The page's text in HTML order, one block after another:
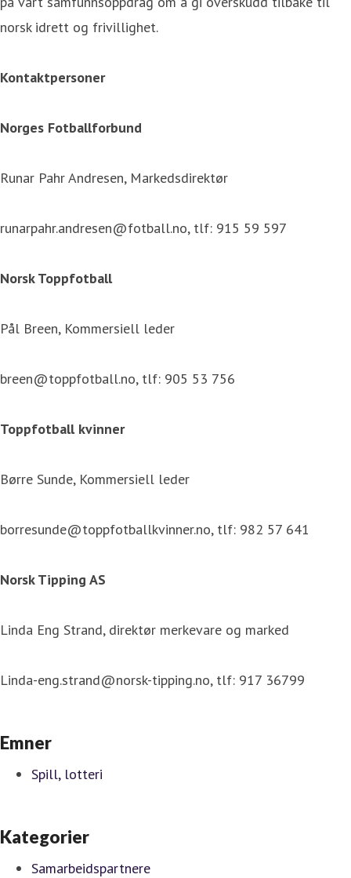
norsk idrett og frivillighet.
Kontaktpersoner
Norges Fotballforbund
Runar Pahr Andresen, Markedsdirektør
runarpahr.andresen@fotball.no, tlf: 915 59 597
Norsk Toppfotball
Pål Breen, Kommersiell leder
breen@toppfotball.no, tlf: 905 53 756
Toppfotball kvinner
Børre Sunde, Kommersiell leder
borresunde@toppfotballkvinner.no, tlf: 982 57 641
Norsk Tipping AS
Linda Eng Strand, direktør merkevare og marked
Linda-eng.strand@norsk-tipping.no, tlf: 917 36799
Emner
Spill, lotteri
Kategorier
Samarbeidspartnere